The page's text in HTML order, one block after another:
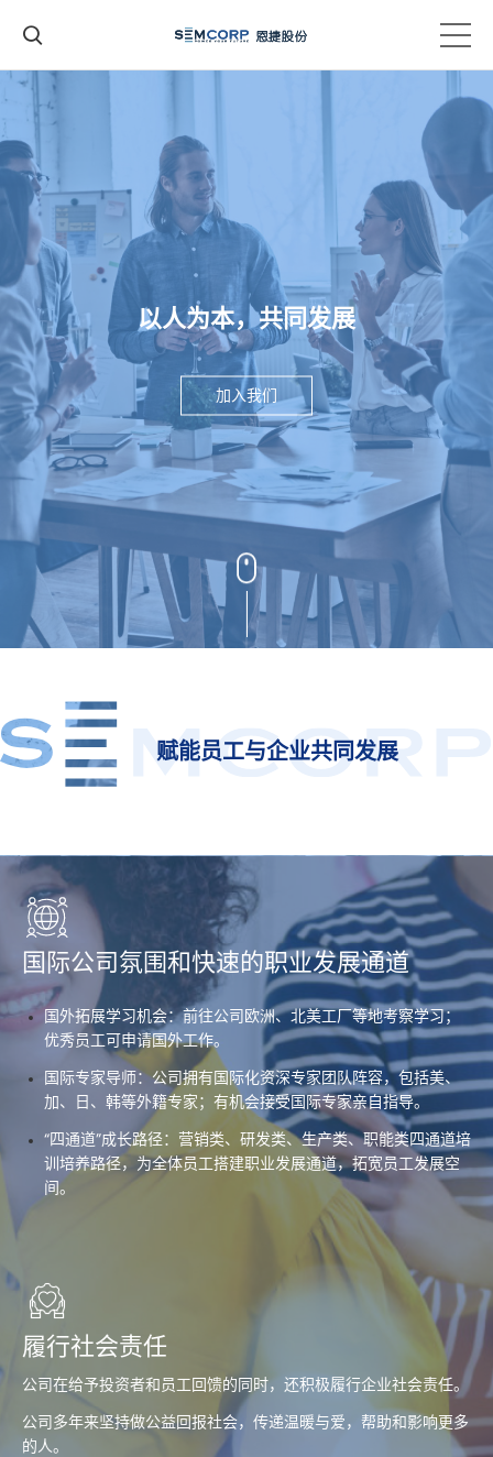
以人为本，共同发展
加入我们
赋能员工与企业共同发展
国际公司氛围和快速的职业发展通道
国外拓展学习机会：前往公司欧洲、北美工厂等地考察学习；
优秀员工可申请国外工作。
国际专家导师：公司拥有国际化资深专家团队阵容，包括美、
加、日、韩等外籍专家；有机会接受国际专家亲自指导。
“四通道”成长路径：营销类、研发类、生产类、职能类四通道培
训培养路径，为全体员工搭建职业发展通道，拓宽员工发展空
间。
履行社会责任
公司在给予投资者和员工回馈的同时，还积极履行企业社会责任。
公司多年来坚持做公益回报社会，传递温暖与爱，帮助和影响更多
的人。